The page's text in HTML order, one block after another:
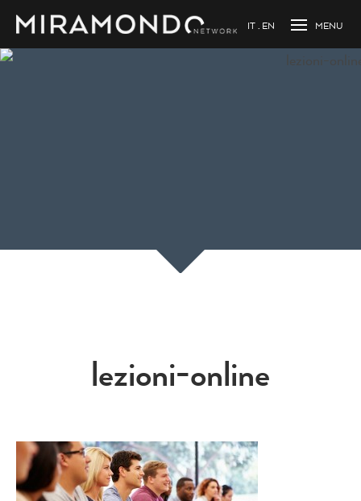
IT EN
lezioni-online